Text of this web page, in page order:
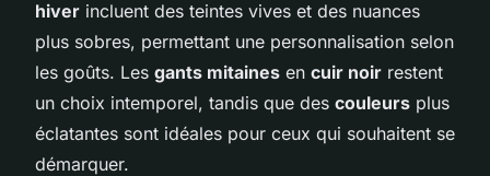
hiver incluent des teintes vives et des nuances
plus sobres, permettant une personnalisation selon
les goûts. Les gants mitaines en cuir noir restent
un choix intemporel, tandis que des couleurs plus
éclatantes sont idéales pour ceux qui souhaitent se
démarquer.